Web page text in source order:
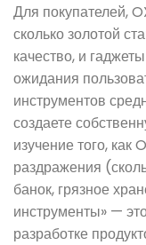
Для покупателей,
сколько золотой
качество, и
ожидания
инструментов
создаете
изучение того, как
раздражения
банок, грязное
инструменты» —
разработке